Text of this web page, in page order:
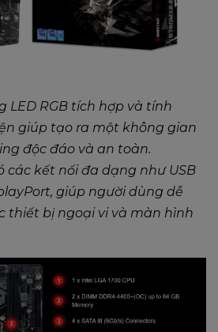
LED RGB tích hợp và tính
giúp tạo ra một không gian
độc đáo và an toàn.
các kết nối đa dạng như USB
giúp người dùng dễ
thiết bị ngoại vi và màn hình